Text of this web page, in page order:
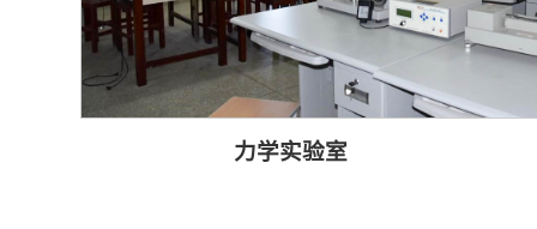
力学实验室